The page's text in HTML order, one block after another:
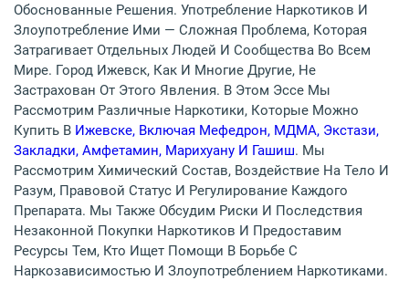
Обоснованные Решения. Употребление Наркотиков И
Злоупотребление Ими — Сложная Проблема, Которая
Затрагивает Отдельных Людей И Сообщества Во Всем
Мире. Город Ижевск, Как И Многие Другие, Не
Застрахован От Этого Явления. В Этом Эссе Мы
Рассмотрим Различные Наркотики, Которые Можно
Купить В Ижевске, Включая Мефедрон, МДМА, Экстази,
Закладки, Амфетамин, Марихуану И Гашиш. Мы
Рассмотрим Химический Состав, Воздействие На Тело И
Разум, Правовой Статус И Регулирование Каждого
Препарата. Мы Также Обсудим Риски И Последствия
Незаконной Покупки Наркотиков И Предоставим
Ресурсы Тем, Кто Ищет Помощи В Борьбе С
Наркозависимостью И Злоупотреблением Наркотиками.